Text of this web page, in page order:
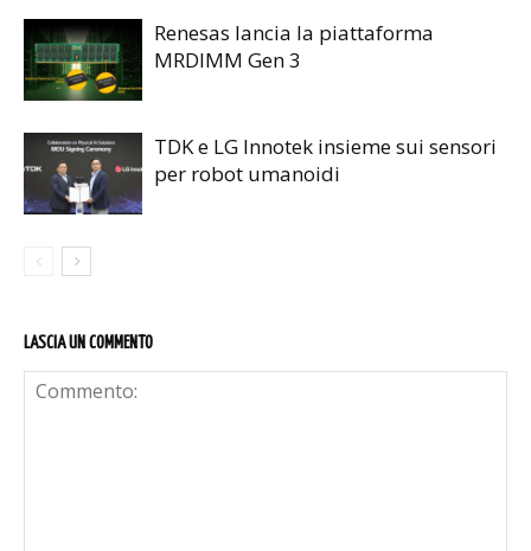
Renesas lancia la piattaforma
MRDIMM Gen 3
TDK e LG Innotek insieme sui sensori
per robot umanoidi
LASCIA UN COMMENTO